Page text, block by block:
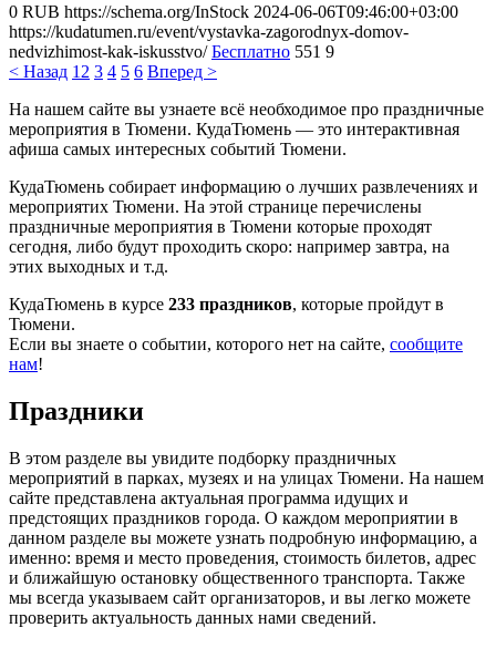
0 RUB https://schema.org/InStock 2024-06-06T09:46:00+03:00
https://kudatumen.ru/event/vystavka-zagorodnyx-domov-
nedvizhimost-kak-iskusstvo/ Бесплатно 551 9
< Назад 1 2 3 4 5 6 Вперед >
На нашем сайте вы узнаете всё необходимое про праздничные
мероприятия в Тюмени. КудаТюмень — это интерактивная
афиша самых интересных событий Тюмени.
КудаТюмень собирает информацию о лучших развлечениях и
мероприятих Тюмени. На этой странице перечислены
праздничные мероприятия в Тюмени которые проходят
сегодня, либо будут проходить скоро: например завтра, на
этих выходных и т.д.
КудаТюмень в курсе 233 праздников, которые пройдут в
Тюмени.
Если вы знаете о событии, которого нет на сайте, сообщите
нам!
Праздники
В этом разделе вы увидите подборку праздничных
мероприятий в парках, музеях и на улицах Тюмени. На нашем
сайте представлена актуальная программа идущих и
предстоящих праздников города. О каждом мероприятии в
данном разделе вы можете узнать подробную информацию, а
именно: время и место проведения, стоимость билетов, адрес
и ближайшую остановку общественного транспорта. Также
мы всегда указываем сайт организаторов, и вы легко можете
проверить актуальность данных нами сведений.